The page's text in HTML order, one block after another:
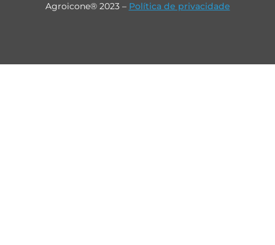
Agroicone® 2023 – Política de privacidade